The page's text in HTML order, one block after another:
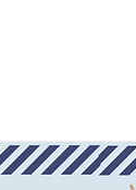
はこちら！